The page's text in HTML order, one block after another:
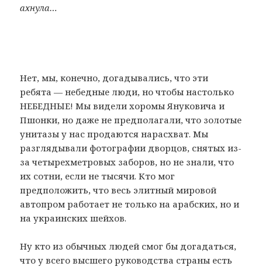
ахнула…
Нет, мы, конечно, догадывались, что эти
ребята — небедные люди, но чтобы настолько
НЕБЕДНЫЕ! Мы видели хоромы Януковича и
Пшонки, но даже не предполагали, что золотые
унитазы у нас продаются нарасхват. Мы
разглядывали фотографии дворцов, снятых из-
за четырехметровых заборов, но не знали, что
их сотни, если не тысячи. Кто мог
предположить, что весь элитный мировой
автопром работает не только на арабских, но и
на украинских шейхов.
Ну кто из обычных людей смог бы догадаться,
что у всего высшего руководства страны есть